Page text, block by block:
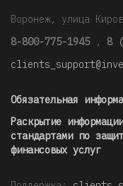
Воронеж, улица
8-800-775-1945 , 8
Обязательная
Раскрытие
стандартами по
финансовых услуг